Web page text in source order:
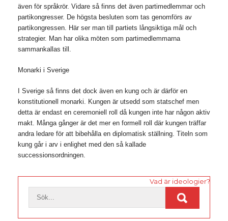
även för språkrör. Vidare så finns det även partimedlemmar och
partikongresser. De högsta besluten som tas genomförs av
partikongressen. Här ser man till partiets långsiktiga mål och
strategier. Man har olika möten som partimedlemmarna
sammankallas till.
Monarki i Sverige
I Sverige så finns det dock även en kung och är därför en
konstitutionell monarki. Kungen är utsedd som statschef men
detta är endast en ceremoniell roll då kungen inte har någon aktiv
makt. Många gånger är det mer en formell roll där kungen träffar
andra ledare för att bibehålla en diplomatisk ställning. Titeln som
kung går i arv i enlighet med den så kallade
successionsordningen.
InläggsnavigeringVad är ideologier?